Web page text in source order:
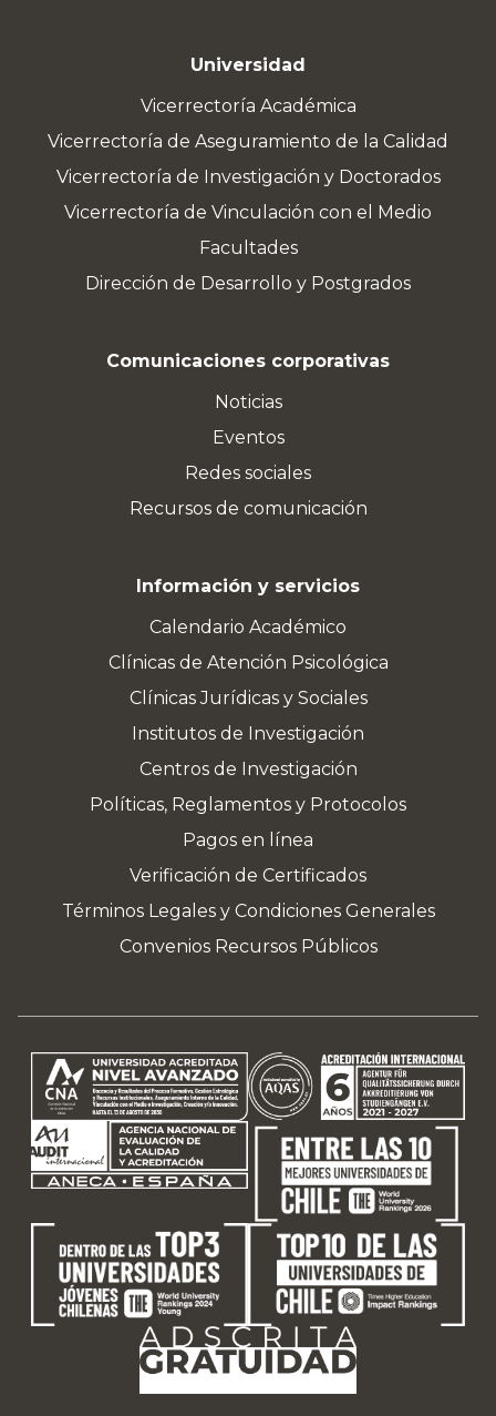
Universidad
Vicerrectoría Académica
Vicerrectoría de Aseguramiento de la Calidad
Vicerrectoría de Investigación y Doctorados
Vicerrectoría de Vinculación con el Medio
Facultades
Dirección de Desarrollo y Postgrados
Comunicaciones corporativas
Noticias
Eventos
Redes sociales
Recursos de comunicación
Información y servicios
Calendario Académico
Clínicas de Atención Psicológica
Clínicas Jurídicas y Sociales
Institutos de Investigación
Centros de Investigación
Políticas, Reglamentos y Protocolos
Pagos en línea
Verificación de Certificados
Términos Legales y Condiciones Generales
Convenios Recursos Públicos